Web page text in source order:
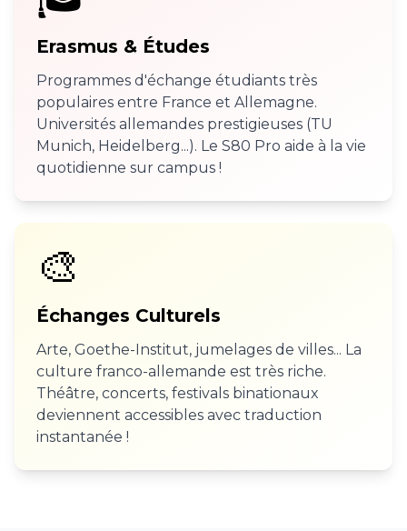
Erasmus & Études
Programmes d'échange étudiants très
populaires entre France et Allemagne.
Universités allemandes prestigieuses (TU
Munich, Heidelberg...). Le S80 Pro aide à la vie
quotidienne sur campus !
🎨
Échanges Culturels
Arte, Goethe-Institut, jumelages de villes... La
culture franco-allemande est très riche.
Théâtre, concerts, festivals binationaux
deviennent accessibles avec traduction
instantanée !